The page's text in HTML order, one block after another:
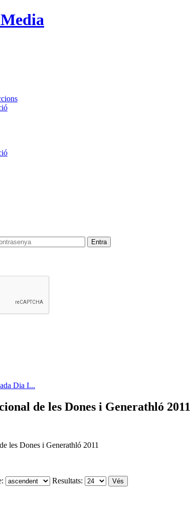
Dia I...
de les Dones i Generathló 2011
Resultats: